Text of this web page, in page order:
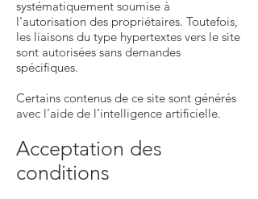
systématiquement soumise à
l'autorisation des propriétaires. Toutefois,
les liaisons du type hypertextes vers le site
sont autorisées sans demandes
spécifiques.
Certains contenus de ce site sont générés
avec l’aide de l’intelligence artificielle.
Acceptation des
conditions